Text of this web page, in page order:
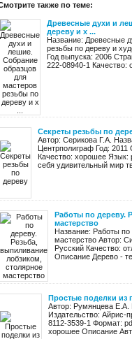
также по теме:
Древесные духи и
дереву и х ...
Название: Древесные
резьбы по дереву и
Год выпуска: 2006
222-08940-1 Качество:
Секреты резьбы по
Автор: Серикова Г.А.
Центрполиграф Год:
Качество: хорошее Язык:
себя удивительный мир
Работы по дереву.
мастерство
Название: Работы по
мастерство Автор:
Русский Качество:
Описание Дерево -
Простые поделки из
Автор: Румянцева Е.А.
Издательство: Айрис-
8112-3539-1 Формат:
хорошее Описание